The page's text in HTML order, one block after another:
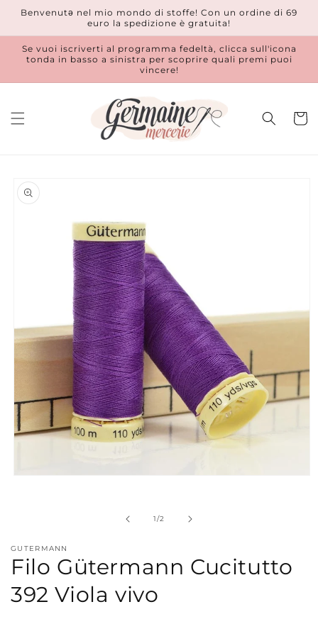
direttamente
Benvenutǝ nel mio mondo di stoffe! Con un ordine di 69
euro la spedizione è gratuita!
Se vuoi iscriverti al programma fedeltà, clicca sull'icona
tonda in basso a sinistra per scoprire quali premi puoi
vincere!
informazioni
sul prodotto
modale
1/su
2
GUTERMANN
Filo Gütermann Cucitutto
392 Viola vivo